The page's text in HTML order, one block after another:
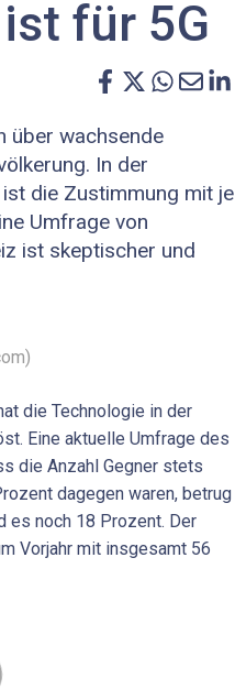
für 5G
über wachsende
In der
die Zustimmung mit je
Umfrage von
ist skeptischer und
die Technologie in der
Eine aktuelle Umfrage des
die Anzahl Gegner stets
dagegen waren, betrug
es noch 18 Prozent. Der
Vorjahr mit insgesamt 56